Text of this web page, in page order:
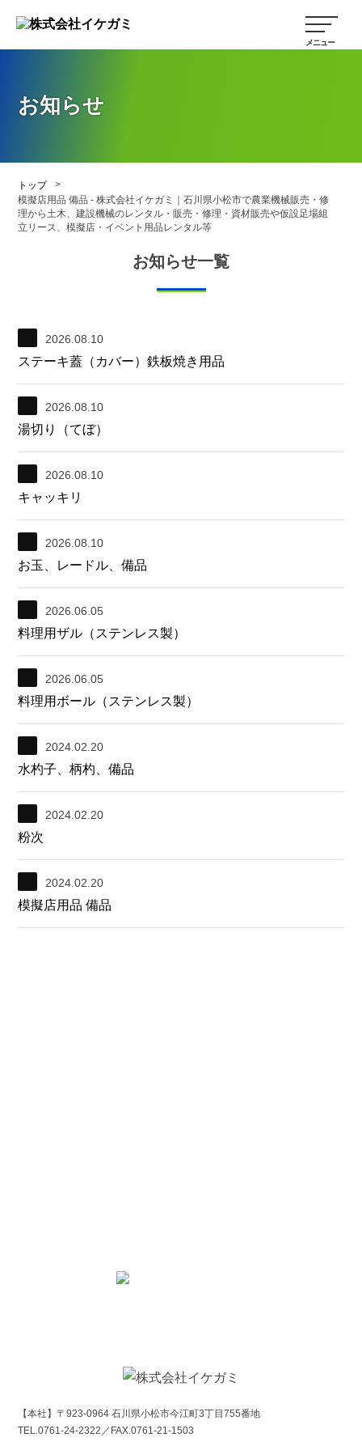
お知らせ
トップ
>
模擬店用品 備品 - 株式会社イケガミ｜石川県小松市で農業機械販売・修
理から土木、建設機械のレンタル・販売・修理・資材販売や仮設足場組
立リース、模擬店・イベント用品レンタル等
お知らせ一覧
2026.08.10
ステーキ蓋（カバー）鉄板焼き用品
2026.08.10
湯切り（てぼ）
2026.08.10
キャッキリ
2026.08.10
お玉、レードル、備品
2026.06.05
料理用ザル（ステンレス製）
2026.06.05
料理用ボール（ステンレス製）
2024.02.20
水杓子、柄杓、備品
2024.02.20
粉次
2024.02.20
模擬店用品 備品
【本社】〒923-0964 石川県小松市今江町3丁目755番地
TEL.0761-24-2322／FAX.0761-21-1503